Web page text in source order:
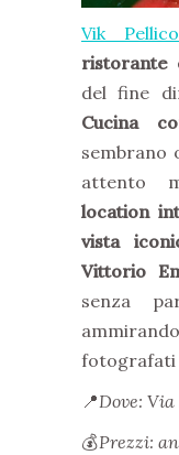
Vik
ristorante
del fine
Cucina
sembrano
attento
location
vista
Vittorio
senza
fotografati
📍Dove:
💰Prezzi: